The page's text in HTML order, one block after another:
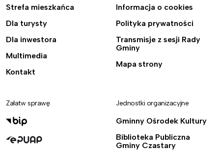
Strefa mieszkańca
Dla turysty
Dla inwestora
Multimedia
Kontakt
Informacja o cookies
Polityka prywatności
Transmisje z sesji Rady
Gminy
Mapa strony
Załatw sprawę Jednostki organizacyjne
Gminny Ośrodek Kultury
Biblioteka Publiczna
Gminy Czastary